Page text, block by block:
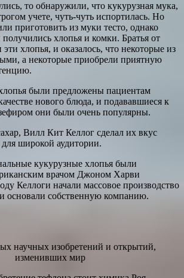
то обнаружили, что кукурузная мука,
учете, чуть-чуть испортилась. Но
приготовить из муки тесто, однако
получились хлопья и комки. Братья от
хлопья, и оказалось, что некоторые из
а некоторые приобрели приятную
были предложены пациентам
нового блюда, и подававшиеся к
они были очень популярны.
Вилл Кит Келлог сделал их вкус
широкой аудитории.
кукурузные хлопья были
врачом Джоном Харви
Келлоги начали массовое производство
основали собственную компанию.